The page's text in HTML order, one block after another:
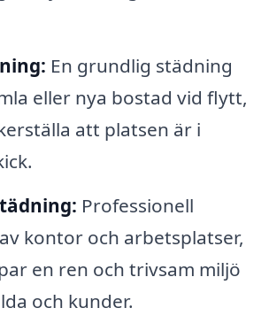
En grundlig städning
eller nya bostad vid flytt,
att platsen är i
Professionell
kontor och arbetsplatser,
en ren och trivsam miljö
och kunder.